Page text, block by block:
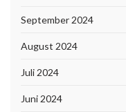
September 2024
August 2024
Juli 2024
Juni 2024